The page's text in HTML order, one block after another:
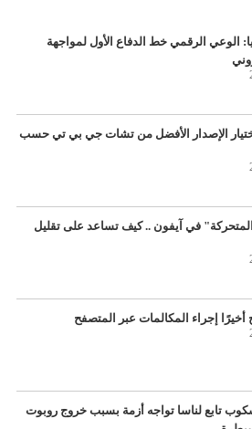
الوعي الرقمي خط الدفاع الأول لمواجهة
الإصدار الأفضل من تشات جي بي تي حسب
في آيفون .. كيف تساعد على تقليل
إجراء المكالمات عبر المتصفح
تابع لناسا تواجه أزمة بسبب خروج روبوت